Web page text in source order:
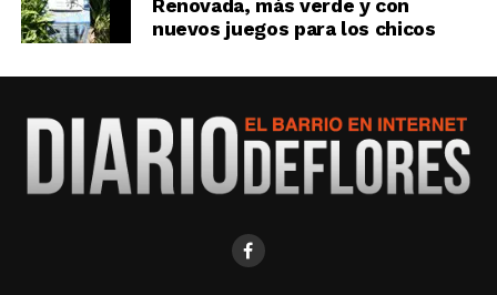
Renovada, más verde y con
nuevos juegos para los chicos